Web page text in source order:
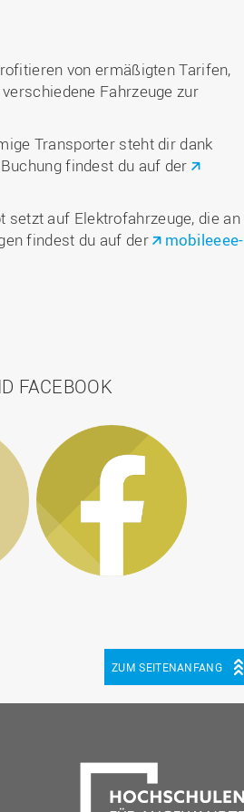
von ermäßigten Tarifen,
Fahrzeuge zur
Transporter steht dir dank
findest du auf der
setzt auf Elektrofahrzeuge, die an
findest du auf der
mobileeee-
FACEBOOK
ZUM SEITENANFANG